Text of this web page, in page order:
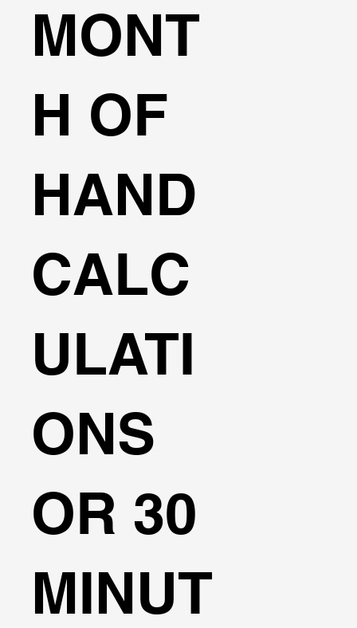
MONT
H OF
HAND
CALC
ULATI
ONS
OR 30
MINUT